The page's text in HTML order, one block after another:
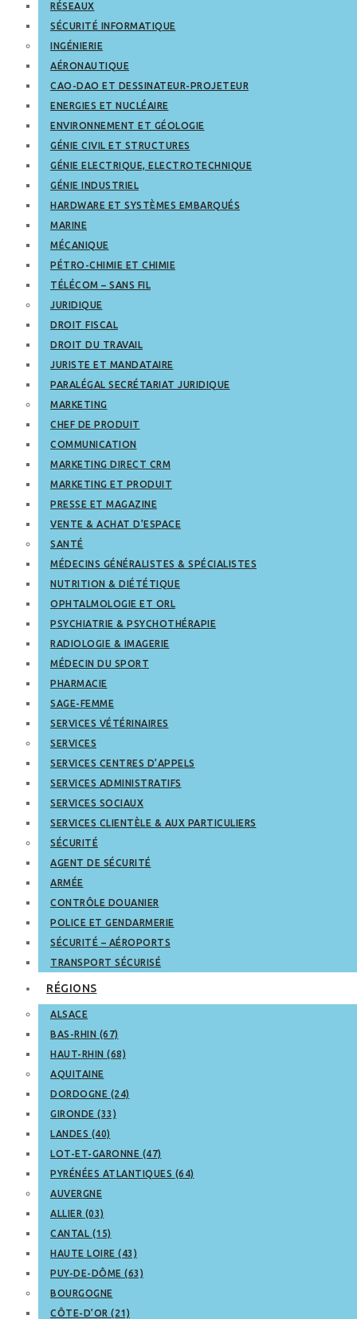
RÉSEAUX
SÉCURITÉ INFORMATIQUE
INGÉNIERIE
AÉRONAUTIQUE
CAO-DAO ET DESSINATEUR-PROJETEUR
ENERGIES ET NUCLÉAIRE
ENVIRONNEMENT ET GÉOLOGIE
GÉNIE CIVIL ET STRUCTURES
GÉNIE ELECTRIQUE, ELECTROTECHNIQUE
GÉNIE INDUSTRIEL
HARDWARE ET SYSTÈMES EMBARQUÉS
MARINE
MÉCANIQUE
PÉTRO-CHIMIE ET CHIMIE
TÉLÉCOM – SANS FIL
JURIDIQUE
DROIT FISCAL
DROIT DU TRAVAIL
JURISTE ET MANDATAIRE
PARALÉGAL SECRÉTARIAT JURIDIQUE
MARKETING
CHEF DE PRODUIT
COMMUNICATION
MARKETING DIRECT CRM
MARKETING ET PRODUIT
PRESSE ET MAGAZINE
VENTE & ACHAT D’ESPACE
SANTÉ
MÉDECINS GÉNÉRALISTES & SPÉCIALISTES
NUTRITION & DIÉTÉTIQUE
OPHTALMOLOGIE ET ORL
PSYCHIATRIE & PSYCHOTHÉRAPIE
RADIOLOGIE & IMAGERIE
MÉDECIN DU SPORT
PHARMACIE
SAGE-FEMME
SERVICES VÉTÉRINAIRES
SERVICES
SERVICES CENTRES D’APPELS
SERVICES ADMINISTRATIFS
SERVICES SOCIAUX
SERVICES CLIENTÈLE & AUX PARTICULIERS
SÉCURITÉ
AGENT DE SÉCURITÉ
ARMÉE
CONTRÔLE DOUANIER
POLICE ET GENDARMERIE
SÉCURITÉ – AÉROPORTS
TRANSPORT SÉCURISÉ
RÉGIONS
ALSACE
BAS-RHIN (67)
HAUT-RHIN (68)
AQUITAINE
DORDOGNE (24)
GIRONDE (33)
LANDES (40)
LOT-ET-GARONNE (47)
PYRÉNÉES ATLANTIQUES (64)
AUVERGNE
ALLIER (03)
CANTAL (15)
HAUTE LOIRE (43)
PUY-DE-DÔME (63)
BOURGOGNE
CÔTE-D’OR (21)